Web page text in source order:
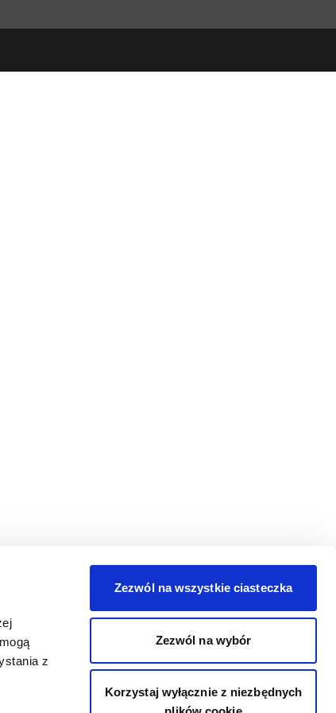
z
Zezwól na wszystkie ciasteczka
Zezwól na wybór
Korzystaj wyłącznie z niezbędnych